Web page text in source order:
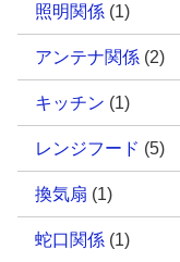
照明関係 (1)
アンテナ関係 (2)
キッチン (1)
レンジフード (5)
換気扇 (1)
蛇口関係 (1)